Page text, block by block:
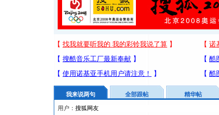
我来说两句 全部跟帖
精华帖
用户：